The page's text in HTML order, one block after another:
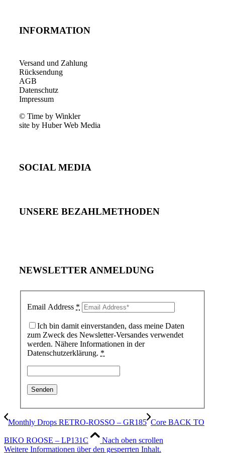
INFORMATION
Versand und Zahlung
Rücksendung
AGB
Datenschutz
Impressum
© Time by Winkler
site by Huber Web Media
SOCIAL MEDIA
UNSERE BEZAHLMETHODEN
NEWSLETTER ANMELDUNG
Email Address *
Ich bin damit einverstanden, dass meine Daten
zum Zweck des Newsletter-Versandes verwendet
werden. Nähere Informationen in der
Datenschutzerklärung. *
Monthly Drops RETRO-ROSSO – GR185 Core BACK TO
BIKO ROOSE – LP131C
Nach oben scrollen
Weitere Informationen über den gesperrten Inhalt.